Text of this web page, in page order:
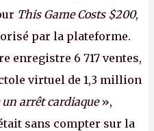
This Game Costs $200,
par la plateforme.
enregistre 6 717 ventes,
virtuel de 1,3 million
arrêt cardiaque»,
sans compter sur la